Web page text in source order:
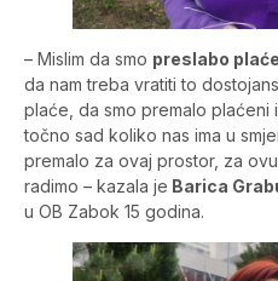
– Mislim da smo preslabo
da nam treba vratiti to
plaće, da smo premalo plaćeni i
točno sad koliko nas ima u
premalo za ovaj prostor, za
radimo – kazala je Barica
u OB Zabok 15 godina.